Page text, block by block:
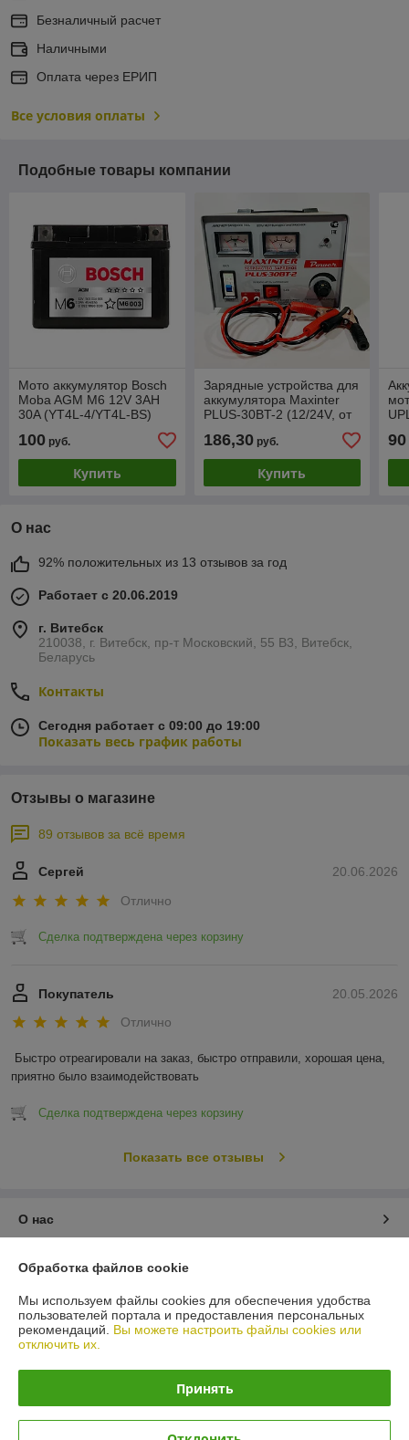
Безналичный расчет
Наличными
Оплата через ЕРИП
Все условия оплаты
Подобные товары компании
Мото аккумулятор Bosch
Moba AGM M6 12V 3AH
30A (YT4L-4/YT4L-BS)
100 руб.
Купить
Зарядные устройства для
аккумулятора Maxinter
PLUS-30BT-2 (12/24V, от
186,30руб.
Купить
90
О нас
92% положительных из 13 отзывов за год
Работает с 20.06.2019
г. Витебск
210038, г. Витебск, пр-т Московский, 55 B3, Витебск,
Беларусь
Контакты
Сегодня работает с 09:00 до 19:00
Показать весь график работы
Отзывы о магазине
89 отзывов за всё время
20.06.2026
Сергей
Отлично
Сделка подтверждена через корзину
20.05.2026
Покупатель
Отлично
Быстро отреагировали на заказ, быстро отправили, хорошая цена,
приятно было взаимодействовать
Сделка подтверждена через корзину
Показать все отзывы
О нас
Контакты
Доставка и оплата
График работы
Политика обработки cookies
Обработка файлов cookie
Мы используем файлы cookies для обеспечения удобства
пользователей портала и предоставления персональных
рекомендаций. Вы можете настроить файлы cookies или
отключить их.
Принять